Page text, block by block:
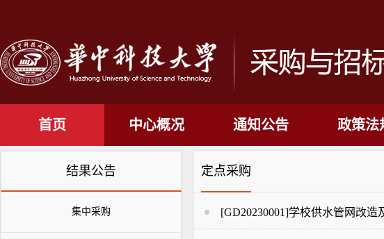
首页 中心概况 通知公告 政策法
结果公告
集中采购
定点采购
[GD20230001]学校供水管网改